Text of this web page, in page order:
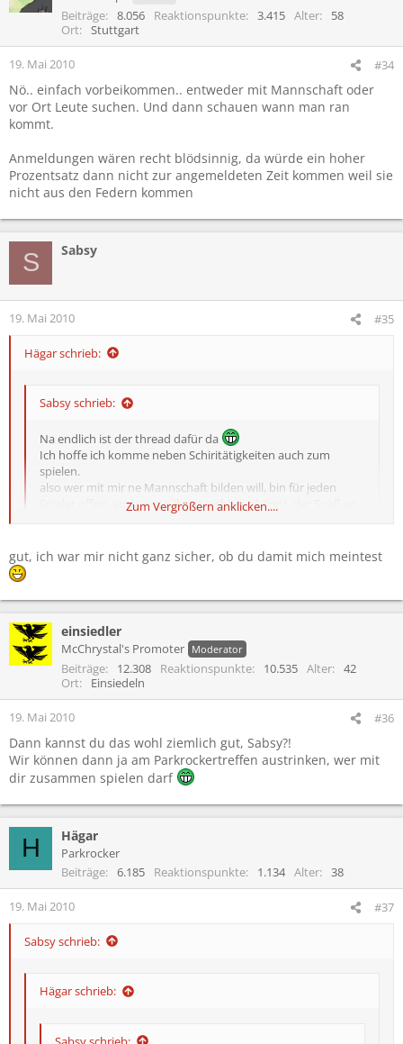
Beiträge 8.056 Reaktionspunkte 3.415 Alter
58
Ort
Stuttgart
19. Mai 2010 #34
Nö.. einfach vorbeikommen.. entweder mit Mannschaft oder
vor Ort Leute suchen. Und dann schauen wann man ran
kommt.
Anmeldungen wären recht blödsinnig, da würde ein hoher
Prozentsatz dann nicht zur angemeldeten Zeit kommen weil sie
nicht aus den Federn kommen
S Sabsy
19. Mai 2010 #35
Hägar schrieb:
Sabsy schrieb:
Na endlich ist der thread dafür da
Ich hoffe ich komme neben Schiritätigkeiten auch zum
spielen.
also wer mit mir ne Mannschaft bilden will, bin für jeden
Spieler offen, auch wenn ihr es nicht gut könnt, der Spaß an
siehe meinen ersten post in dem thread auf der ersten seite
Zum Vergrößern anklicken....
gut, ich war mir nicht ganz sicher, ob du damit mich meintest
einsiedler
McChrystal's Promoter Moderator
Beiträge 12.308 Reaktionspunkte 10.535 Alter
42
Ort
Einsiedeln
19. Mai 2010 #36
Dann kannst du das wohl ziemlich gut, Sabsy?!
Wir können dann ja am Parkrockertreffen austrinken, wer mit
dir zusammen spielen darf
H Hägar
Parkrocker
Beiträge
6.185 Reaktionspunkte 1.134 Alter 38
19. Mai 2010 #37
Sabsy schrieb:
Hägar schrieb: